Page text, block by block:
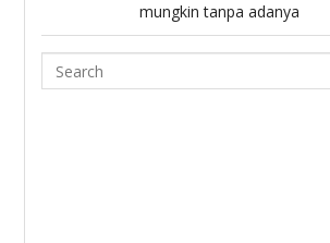
mungkin tanpa adanya
Search